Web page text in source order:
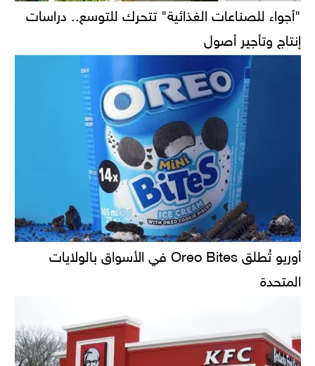
"أجواء للصناعات الغذائية" تتحرك للتوسع.. دراسات
إنتاج وتأجير أصول
أوريو تُطلق Oreo Bites في الأسواق بالولايات
المتحدة